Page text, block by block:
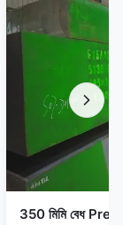
350 মিমি বেধ